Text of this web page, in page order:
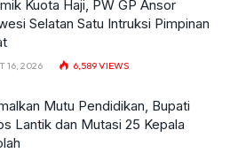
Kuota Haji, PW GP Ansor
Selatan Satu Intruksi Pimpinan
16, 2026 6,589VIEWS
Mutu Pendidikan, Bupati
Lantik dan Mutasi 25 Kepala